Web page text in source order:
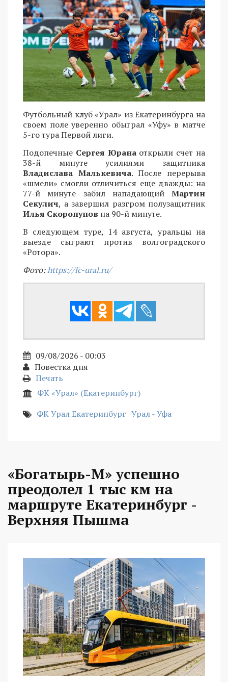
Футбольный клуб «Урал» из Екатеринбурга на
своем поле уверенно обыграл «Уфу» в матче
5-го тура Первой лиги.
Подопечные Сергея Юрана открыли счет на
38-й минуте усилиями защитника
Владислава Малькевича. После перерыва
«шмели» смогли отличиться еще дважды: на
77-й минуте забил нападающий Мартин
Секулич, а завершил разгром полузащитник
Илья Скоропупов на 90-й минуте.
В следующем туре, 14 августа, уральцы на
выезде сыграют против волгоградского
«Ротора».
Фото:https://fc-ural.ru/
09/08/2026 - 00:03
Повестка дня
Печать
ФК «Урал» (Екатеринбург)
ФК Урал Екатеринбург Урал - Уфа
«Богатырь-М» успешно
преодолел 1 тыс км на
маршруте Екатеринбург -
Верхняя Пышма